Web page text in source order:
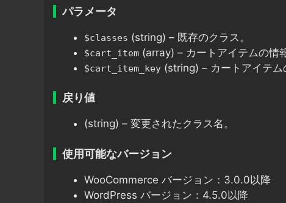
パラメータ
$classes (string) – 既存のクラス。
$cart_item (array) – カートアイテムの情報
$cart_item_key (string) – カートアイテム
戻り値
(string) – 変更されたクラス名。
使用可能なバージョン
WooCommerce バージョン：3.0.0以降
WordPress バージョン：4.5.0以降